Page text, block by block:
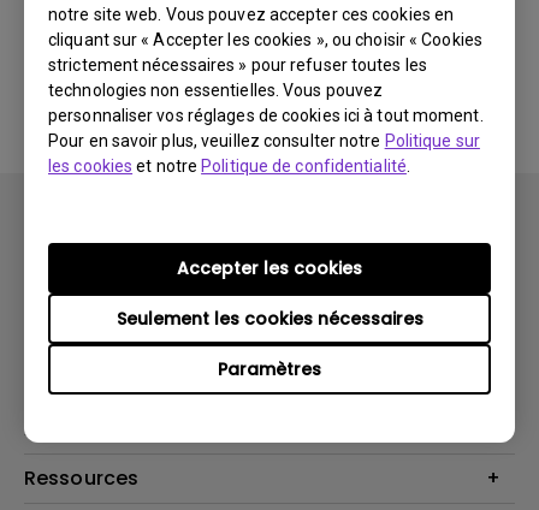
notre site web. Vous pouvez accepter ces cookies en
cliquant sur « Accepter les cookies », ou choisir « Cookies
strictement nécessaires » pour refuser toutes les
technologies non essentielles. Vous pouvez
personnaliser vos réglages de cookies ici à tout moment.
Pour en savoir plus, veuillez consulter notre Politique sur
les cookies et notre Politique de confidentialité
Paramètres
Seulement les cookies nécessaires
Accepter les cookies
Aucun logiciel ou pilote
associé
Haut-parleur
Assistance Technique
Contactez-nous
Ressources